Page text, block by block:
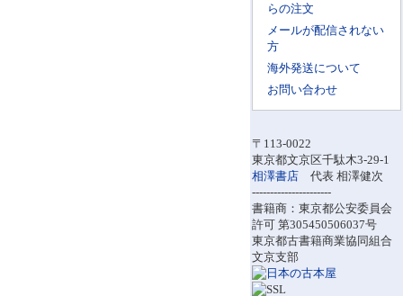
らの注文
メールが配信されない
方
海外発送について
お問い合わせ
〒113-0022
東京都文京区千駄木3-29-1
相澤書店 代表 相澤健次
----------------------
書籍商：東京都公安委員会
許可 第305450506037号
東京都古書籍商業協同組合
文京支部